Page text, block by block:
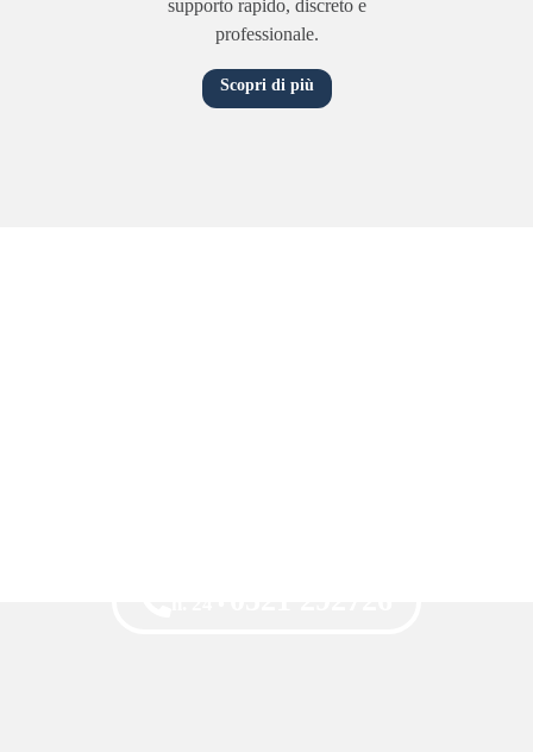
supporto rapido, discreto e
professionale.
Scopri di più